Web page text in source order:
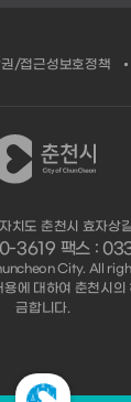
권/접근성보호정책
치도 춘천시 효자상
3619 팩스 :
City. All
에 대하여 춘천시
금합니다.